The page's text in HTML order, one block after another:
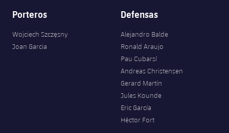
Porteros
Wojciech Szczęsny
Joan Garcia
Defensas
Alejandro Balde
Ronald Araujo
Pau Cubarsí
Andreas Christensen
Gerard Martín
Jules Kounde
Eric García
Héctor Fort